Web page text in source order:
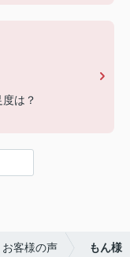
ット回線のご相
どございました
い。
日キャンペーン
までどう
うございまし
屋のご紹介だけ
ーもさせて頂いて
ット回線のご相
どございました
は？
屋のご紹介だけ
ーもさせて頂いて
お客様の声 もん様